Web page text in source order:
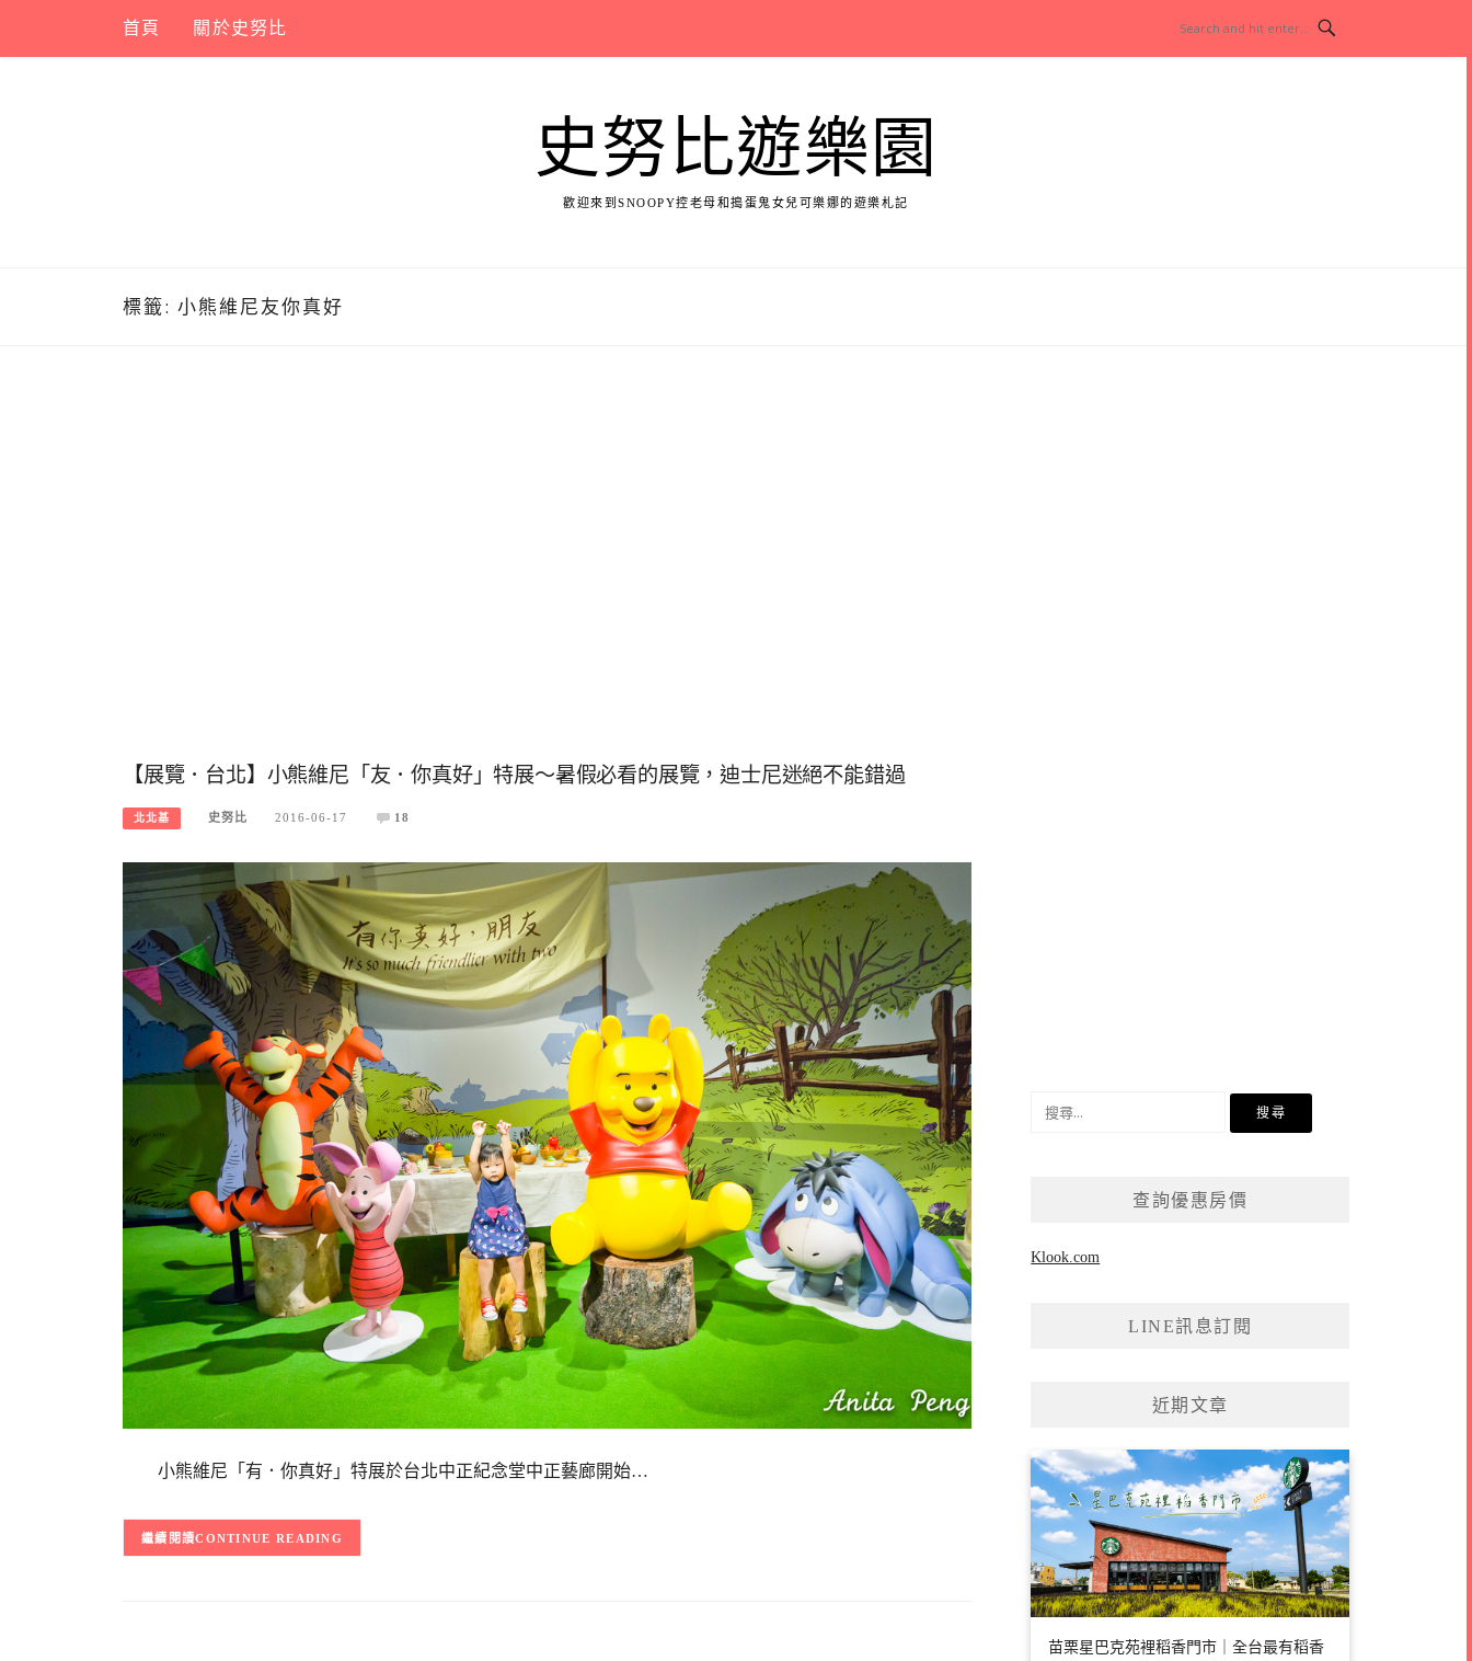
content
首頁 關於史努比
史努比遊樂園
歡迎來到SNOOPY控老母和搗蛋鬼女兒可樂娜的遊樂札記
標籤: 小熊維尼友你真好
【展覽．台北】小熊維尼「友．你真好」特展～暑假必看的展覽，迪士尼迷絕不能錯過
北北基 史努比 2016-06-17 18
小熊維尼「有．你真好」特展於台北中正紀念堂中正藝廊開始…
CONTINUE READING
查詢優惠房價
Klook.com
LINE訊息訂閱
近期文章
苗栗星巴克苑裡稻香門市｜全台最有稻香